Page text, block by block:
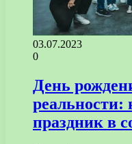
03.07.2023
0
День
праздник в